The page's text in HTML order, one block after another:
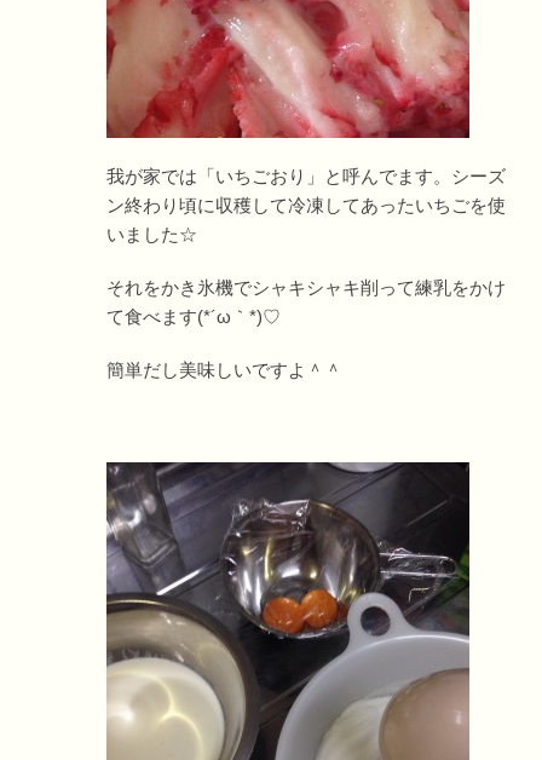
我が家では「いちごおり」と呼んでます。シーズ
ン終わり頃に収穫して冷凍してあったいちごを使
いました☆
それをかき氷機でシャキシャキ削って練乳をかけ
て食べます(*´ω｀*)♡
簡単だし美味しいですよ＾＾